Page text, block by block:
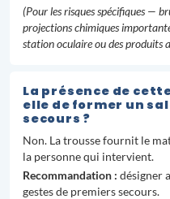
(Pour les risques spécifiques —
projections chimiques
station oculaire ou des produits
La présence de
elle de former un
secours ?
Non. La trousse fournit le
la personne qui intervient.
Recommandation : désigner
gestes de premiers secours.